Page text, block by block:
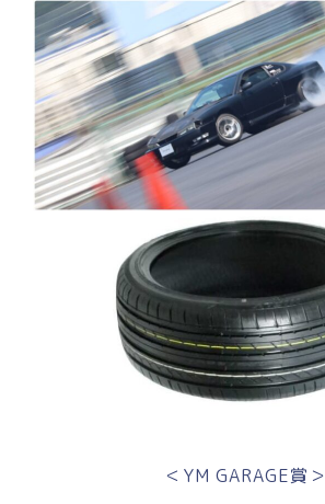
＜YM GARAGE賞＞